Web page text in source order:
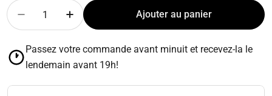
Quantité
Diminuer la quantité pour Tourtière du Saguenay -
Augmenter la quantité pour Tourtière du
Ajouter au panier
Passez votre commande avant minuit et recevez-la le
lendemain avant 19h!